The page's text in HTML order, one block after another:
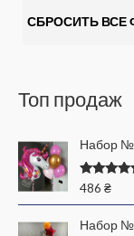
СБРОСИТЬ ВСЕ
Топ продаж
Набор
Оценка
486₴
Набор